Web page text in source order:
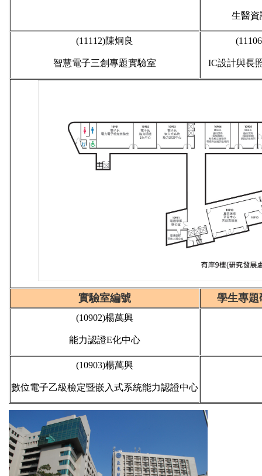
生醫資
(11112)陳炯良
智慧電子三創專題實驗室 IC設計與長
實驗室編號 學生專題
(10902)楊萬興
能力認證E化中心
(10903)楊萬興
數位電子乙級檢定暨嵌入式系統能力認證中心